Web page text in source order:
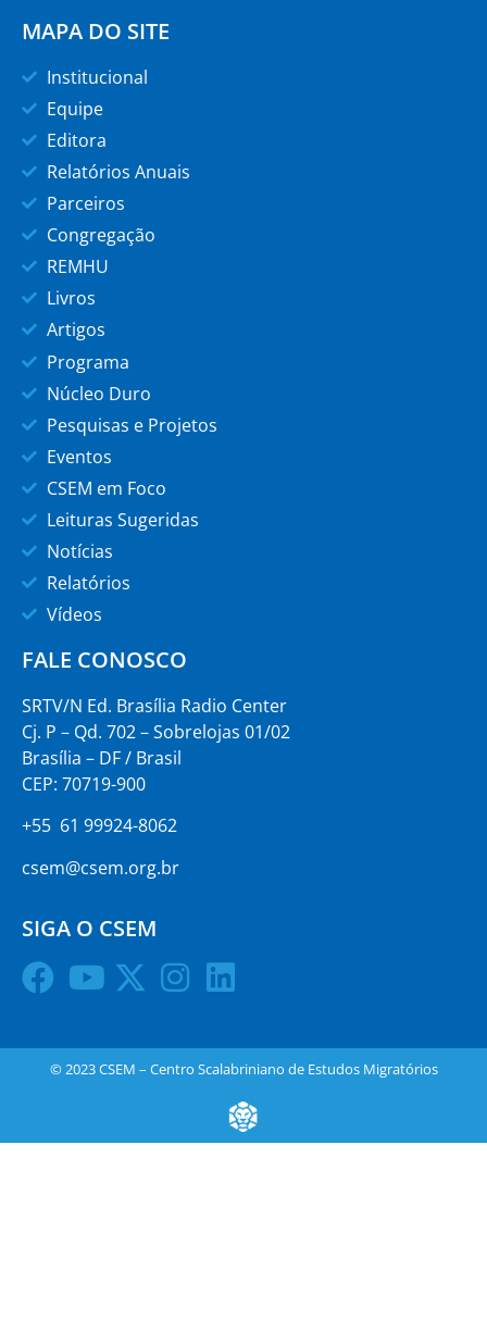
MAPA DO SITE
Institucional
Equipe
Editora
Relatórios Anuais
Parceiros
Congregação
REMHU
Livros
Artigos
Programa
Núcleo Duro
Pesquisas e Projetos
Eventos
CSEM em Foco
Leituras Sugeridas
Notícias
Relatórios
Vídeos
FALE CONOSCO
SRTV/N Ed. Brasília Radio Center
Cj. P – Qd. 702 – Sobrelojas 01/02
Brasília – DF / Brasil
CEP: 70719-900
+55 61 99924-8062
csem@csem.org.br
SIGA O CSEM
© 2023 CSEM – Centro Scalabriniano de Estudos Migratórios